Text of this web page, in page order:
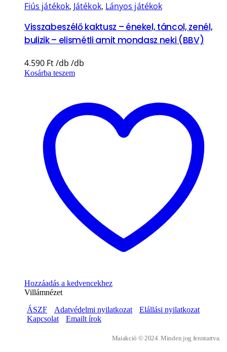
Fiús játékok, Játékok, Lányos játékok
Visszabeszélő kaktusz – énekel, táncol, zenél,
bulizik – elismétli amit mondasz neki (BBV)
4.590 Ft
Kosárba teszem
Hozzáadás a kedvencekhez
Villámnézet
ÁSZF
Adatvédelmi nyilatkozat
Elállási nyilatkozat
Kapcsolat
Emailt írok
Maiakció © 2024. Minden jog fenntartva.